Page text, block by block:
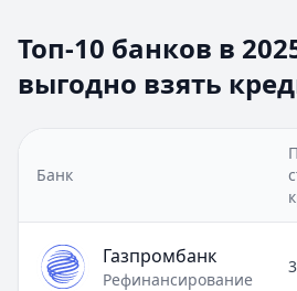
Топ-10 банков в
выгодно взять
Банк
Газпромбанк
Рефинансирование